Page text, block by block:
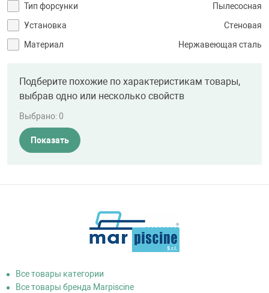
Тип форсунки
Пылесосная
Установка
Стеновая
Материал
Нержавеющая сталь
Подберите похожие по характеристикам товары,
выбрав одно или несколько свойств
Выбрано:0
Показать
Все товары категории
Все товары бренда Marpiscine